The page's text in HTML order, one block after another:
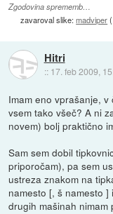
Zgodovina sprememb…
zavaroval slike:madviper(
Hitri
:: 17. feb 2009,
Imam eno vprašanje,
vsem tako všeč? A ni
novem) bolj praktično
Sam sem dobil
priporočam), pa sem
ustreza znakom na
namesto [, š namesto
drugih mašinah nimam